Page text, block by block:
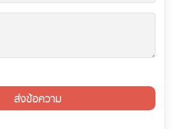
ส่งข้อความ